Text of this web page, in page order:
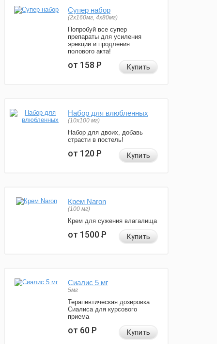
Супер набор
(2х160мг, 4х80мг)
Попробуй все супер
препараты для усиления
эрекции и продления
полового акта!
от 158Р Купить
Набор для влюбленных
(10х100 мг)
Набор для двоих, добавь
страсти в постель!
от 120Р Купить
Крем Naron
(100 мг)
Крем для сужения влагалища
от 1500Р Купить
Сиалис 5 мг
5мг
Терапевтическая дозировка
Сиалиса для курсового
приема
от 60Р Купить